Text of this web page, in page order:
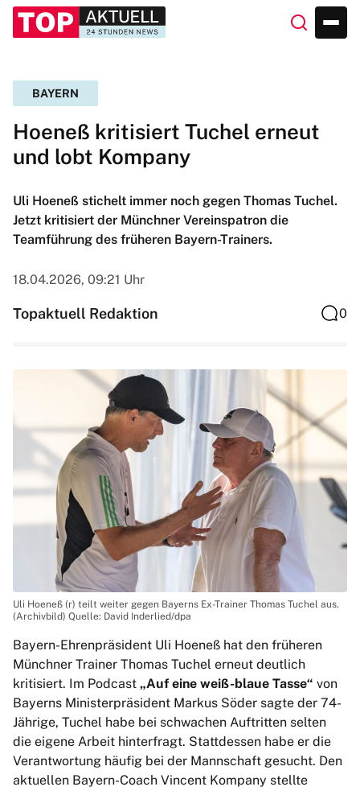
BAYERN
Hoeneß kritisiert Tuchel erneut
und lobt Kompany
Uli Hoeneß stichelt immer noch gegen Thomas Tuchel.
Jetzt kritisiert der Münchner Vereinspatron die
Teamführung des früheren Bayern-Trainers.
18.04.2026, 09:21 Uhr
Topaktuell Redaktion 0
Uli Hoeneß (r) teilt weiter gegen Bayerns Ex-Trainer Thomas Tuchel aus.
(Archivbild) Quelle: David Inderlied/dpa
Bayern-Ehrenpräsident Uli Hoeneß hat den früheren
Münchner Trainer Thomas Tuchel erneut deutlich
kritisiert. Im Podcast „Auf eine weiß-blaue Tasse“ von
Bayerns Ministerpräsident Markus Söder sagte der 74-
Jährige, Tuchel habe bei schwachen Auftritten selten
die eigene Arbeit hinterfragt. Stattdessen habe er die
Verantwortung häufig bei der Mannschaft gesucht. Den
aktuellen Bayern-Coach Vincent Kompany stellte